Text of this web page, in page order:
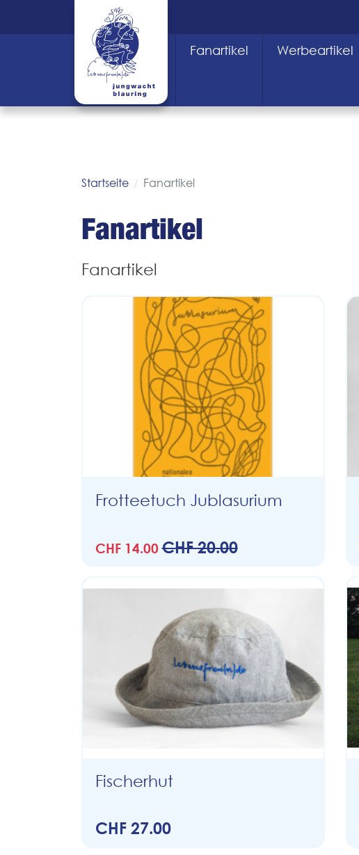
Fanartikel Werbeartikel
Startseite Fanartikel
Fanartikel
Fanartikel
Frotteetuch Jublasurium
CHF 14.00CHF 20.00
Fischerhut
CHF 27.00